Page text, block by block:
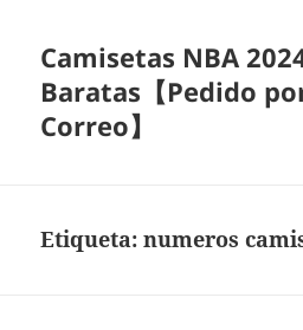
Camisetas NBA
Baratas【Pedido
Correo】
Etiqueta:numeros